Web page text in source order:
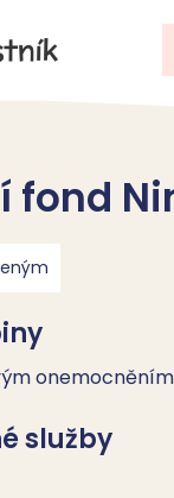
fond
služby